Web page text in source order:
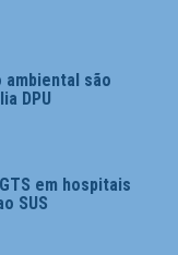
ambiental são
DPU
em hospitais
SUS